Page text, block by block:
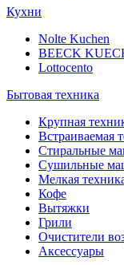
Кухни
Nolte Kuchen
BEECK
Lottocento
Бытовая техника
Крупная
Встраиваемая
Стиральные
Сушильные
Мелкая
Кофе
Вытяжки
Грили
Очистители
Аксессуары